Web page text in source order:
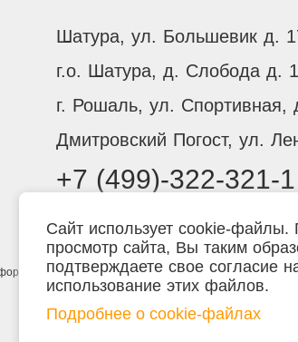
Шатура, ул. Большевик д.
г.о. Шатура, д. Слобода д.
г. Рошаль, ул. Спортивная,
Дмитровский Погост, ул.
+7 (499)-322-321-1
на сайте не является публичной офертой.
Сайт использует cookie-файлы.
просмотр сайта, Вы таким
подтверждаете свое согласие
использование этих файлов.
Подробнее о cookie-файлах